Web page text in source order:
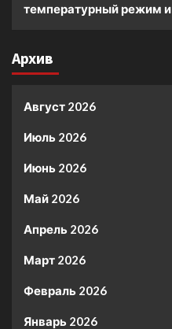
температурный режим и
Архив
Август 2026
Июль 2026
Июнь 2026
Май 2026
Апрель 2026
Март 2026
Февраль 2026
Январь 2026